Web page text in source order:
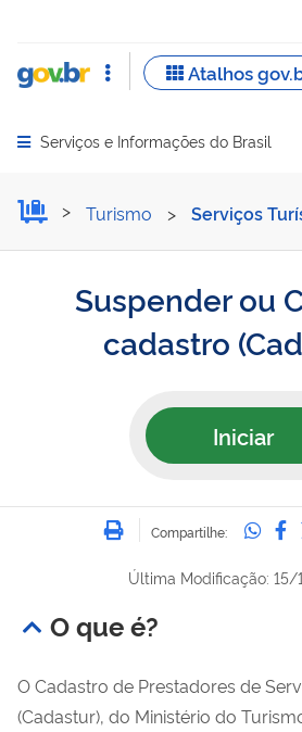
Abrir menu principal de navegação
Serviços e Informações do Brasil
Suspender ou
Turismo > Serviços
Suspender ou
cadastro
Iniciar
Imprimir
Compartilhe:
Última Modificação:
O que é?
O Cadastro de Prestadores de
(Cadastur), do Ministério do